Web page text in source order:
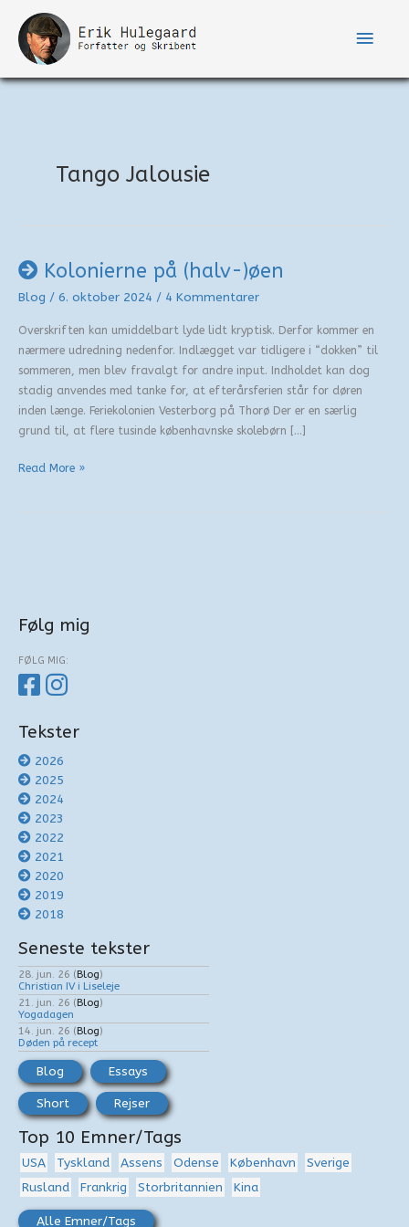
indholdet
Tango Jalousie
Kolonierne på (halv-)øen
Blog / 6. oktober 2024 / 4 Kommentarer
Overskriften kan umiddelbart lyde lidt kryptisk. Derfor kommer en
nærmere udredning nedenfor. Indlægget var tidligere i “dokken” til
sommeren, men blev fravalgt for andre input. Indholdet kan dog
stadig anvendes med tanke for, at efterårsferien står for døren
inden længe. Feriekolonien Vesterborg på Thorø Der er en særlig
grund til, at flere tusinde københavnske skolebørn […]
Kolonierne
Read More »
Følg mig
FØLG MIG:
Tekster
2026
2025
2024
2023
2022
2021
2020
2019
2018
Seneste tekster
28. jun. 26 (Blog)
Christian IV i Liseleje
21. jun. 26 (Blog)
Yogadagen
14. jun. 26 (Blog)
Døden på recept
Blog Essays
Short Rejser
Top 10 Emner/Tags
USA Tyskland Assens Odense København
Sverige
Rusland
Frankrig Storbritannien Kina
Alle Emner/Tags